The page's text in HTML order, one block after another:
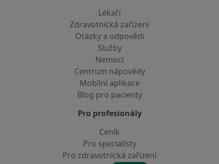
Lékaři
Zdravotnická zařízení
Otázky a odpovědi
Služby
Nemoci
Centrum nápovědy
Mobilní aplikace
Blog pro pacienty
Pro profesionály
Ceník
Pro specialisty
Pro zdravotnická zařízení